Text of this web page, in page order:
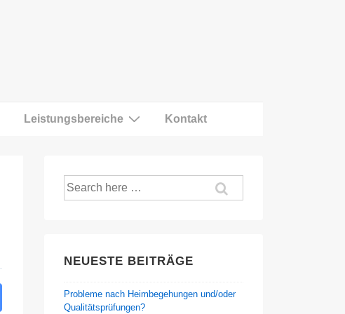
Leistungsbereiche Kontakt
Suche
nach:
NEUESTE BEITRÄGE
Probleme nach Heimbegehungen und/oder
Qualitätsprüfungen?